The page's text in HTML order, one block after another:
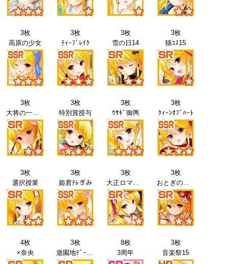
3枚
高原の少女
3枚
ﾃｨｰﾌﾞﾚｲｸ
3枚
雪の日14
3枚
猫ｺｽ15
3枚
大将の一日15
3枚
特別賞授与
3枚
ｳｻｷﾞ御輿
3枚
ｸｨｰﾝｵﾌﾞﾊｰﾄ
3枚
選択授業
3枚
姫君ﾃﾚぎみ
3枚
大正ロマン15
3枚
おとぎの国15
4枚
×奈央
3枚
遊園地ﾃﾞｰﾄ15
8枚
3周年
3枚
音楽祭15